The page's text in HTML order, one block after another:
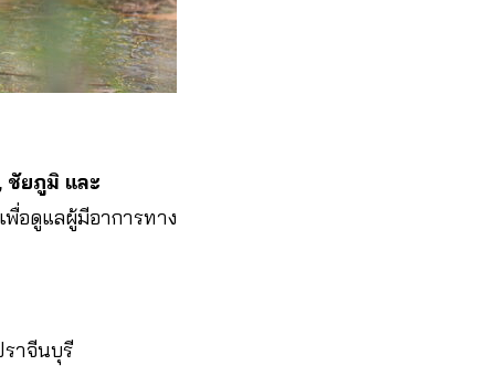
ชัยภูมิ และ
พื่อดูแลผู้มีอาการทาง
ราจีนบุรี